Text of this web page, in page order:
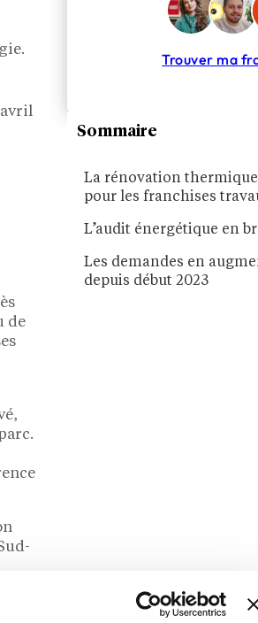
avril
de
été
Trouver ma
Sommaire
La rénovation
pour les franchises
L’audit énergétique en
Les demandes en
depuis début 2023